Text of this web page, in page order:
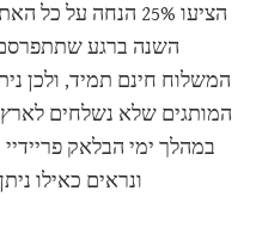
הציעו 25% הנחה
השנה ברגע
המשלוח חינם תמיד, ולכן
המותגים שלא נשלחים לארץ
במהלך ימי הבלאק
ונראים כאילו